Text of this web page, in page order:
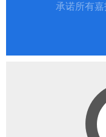
承诺所有嘉